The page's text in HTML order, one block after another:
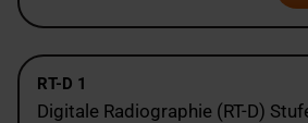
RT-D 1
Digitale Radiographie (RT-D)